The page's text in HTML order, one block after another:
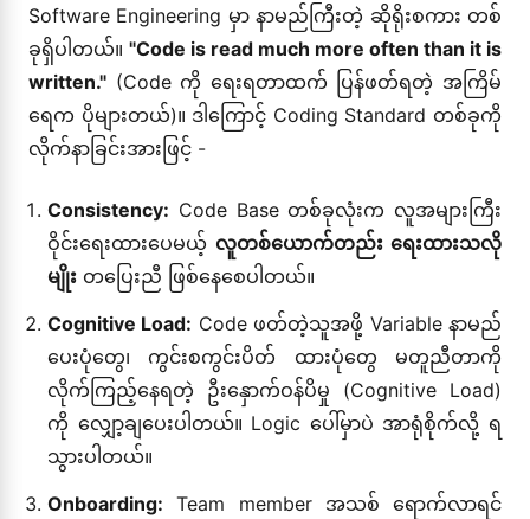
Software Engineering မှာ နာမည်ကြီးတဲ့ ဆိုရိုးစကား တစ်
ခုရှိပါတယ်။ "Code is read much more often than it is
written." (Code ကို ရေးရတာထက် ပြန်ဖတ်ရတဲ့ အကြိမ်
ရေက ပိုများတယ်)။ ဒါကြောင့် Coding Standard တစ်ခုကို
လိုက်နာခြင်းအားဖြင့် -
Consistency: Code Base တစ်ခုလုံးက လူအများကြီး
ဝိုင်းရေးထားပေမယ့် လူတစ်ယောက်တည်း ရေးထားသလို
မျိုး တပြေးညီ ဖြစ်နေစေပါတယ်။
Cognitive Load: Code ဖတ်တဲ့သူအဖို့ Variable နာမည်
ပေးပုံတွေ၊ ကွင်းစကွင်းပိတ် ထားပုံတွေ မတူညီတာကို
လိုက်ကြည့်နေရတဲ့ ဦးနှောက်ဝန်ပိမှု (Cognitive Load)
ကို လျှော့ချပေးပါတယ်။ Logic ပေါ်မှာပဲ အာရုံစိုက်လို့ ရ
သွားပါတယ်။
Onboarding: Team member အသစ် ရောက်လာရင်